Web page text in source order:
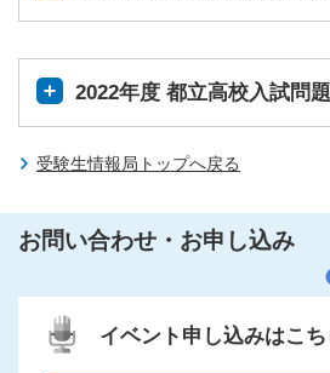
2022年度 都立高校入試問
受験生情報局トップへ戻る
お問い合わせ・お申し込み
イベント申し込みはこち